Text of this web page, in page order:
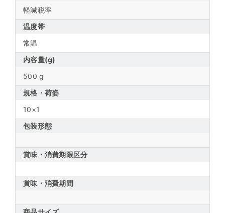
軽減税率
温度帯
常温
内容量(g)
500 g
規格・荷姿
10×1
包装形態
賞味・消費期限区分
賞味・消費期間